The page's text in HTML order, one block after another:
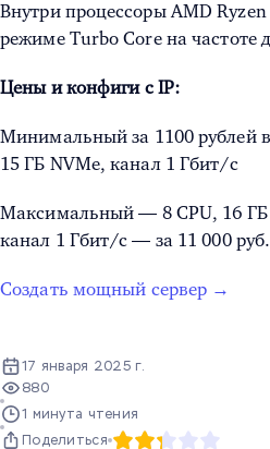
Внутри процессоры AMD
режиме Turbo Core на частоте
Цены и конфиги с IP:
Минимальный за 1100 рублей
15 ГБ NVMe, канал 1 Гбит/с
Максимальный — 8 CPU, 16 ГБ
канал 1 Гбит/с — за 11 000 руб.
Создать мощный сервер →
17 января 2025 г.
880
1 минута чтения
Поделиться